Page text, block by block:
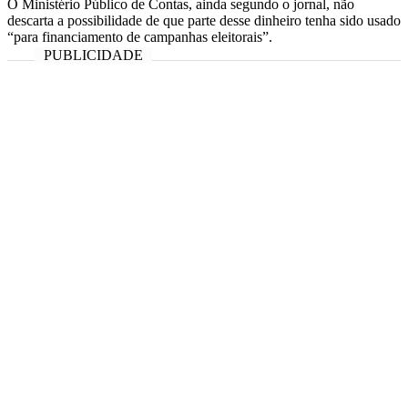
O Ministério Público de Contas, ainda segundo o jornal, não
descarta a possibilidade de que parte desse dinheiro tenha sido usado
“para financiamento de campanhas eleitorais”.